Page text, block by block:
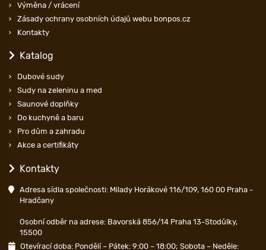
Výměna / vrácení
Zásady ochrany osobních údajů webu bonpos.cz
Kontakty
Katalog
Dubové sudy
Sudy na zeleninu a med
Saunové doplňky
Do kuchyně a baru
Pro dům a zahradu
Akce a certifikáty
Kontakty
Adresa sídla společnosti: Milady Horákové 116/109, 160 00 Praha -
Hradčany
Osobní odběr na adrese: Bavorská 856/14 Praha 13-Stodůlky,
15500
Otevírací doba: Pondělí – Pátek: 9:00 – 18:00; Sobota – Neděle: